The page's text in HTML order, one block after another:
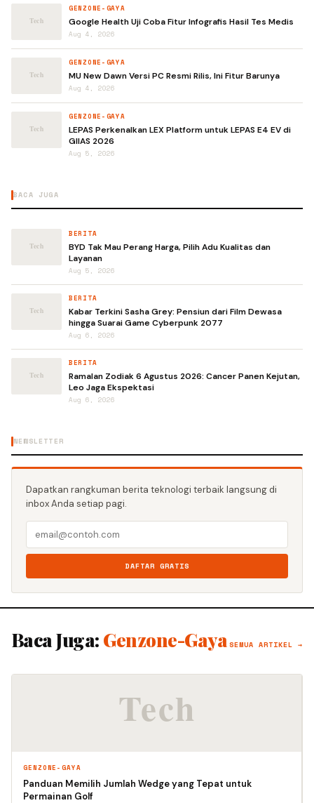
GENZONE-GAYA
Google Health Uji Coba Fitur Infografis Hasil Tes Medis
Aug 4, 2026
GENZONE-GAYA
MU New Dawn Versi PC Resmi Rilis, Ini Fitur Barunya
Aug 4, 2026
GENZONE-GAYA
LEPAS Perkenalkan LEX Platform untuk LEPAS E4 EV di
GIIAS 2026
Aug 5, 2026
BACA JUGA
BERITA
BYD Tak Mau Perang Harga, Pilih Adu Kualitas dan
Layanan
Aug 5, 2026
BERITA
Kabar Terkini Sasha Grey: Pensiun dari Film Dewasa
hingga Suarai Game Cyberpunk 2077
Aug 6, 2026
BERITA
Ramalan Zodiak 6 Agustus 2026: Cancer Panen Kejutan,
Leo Jaga Ekspektasi
Aug 6, 2026
NEWSLETTER
Dapatkan rangkuman berita teknologi terbaik langsung di
inbox Anda setiap pagi.
DAFTAR GRATIS
Baca Juga: Genzone-Gaya SEMUA ARTIKEL →
GENZONE-GAYA
Panduan Memilih Jumlah Wedge yang Tepat untuk
Permainan Golf